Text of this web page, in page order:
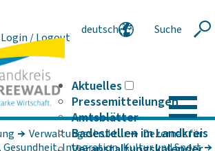
Login / Logout
deutsch
Suche
Aktuelles
Pressemitteilungen
Amtsblätter
Badestellen im Landkreis
Verwaltungsstruktur
Dezernat für
Gesundheit, Integration, Kultur und Sport